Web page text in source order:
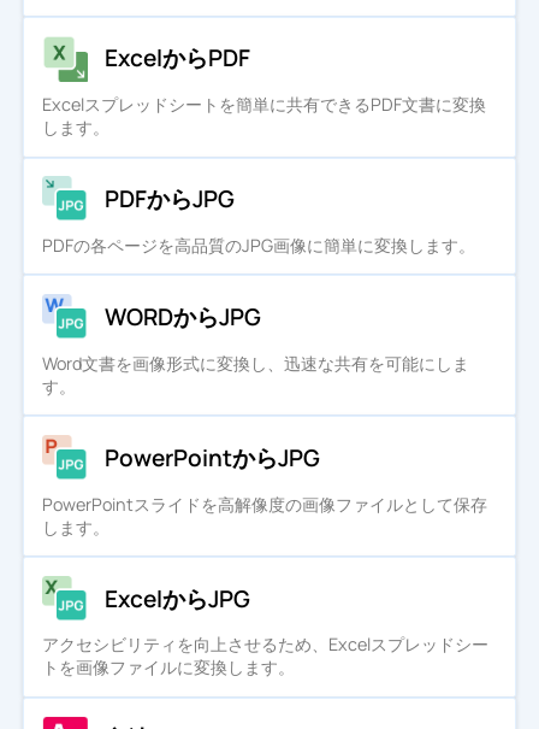
ExcelからPDF
Excelスプレッドシートを簡単に共有できるPDF文書に変換
します。
PDFからJPG
PDFの各ページを高品質のJPG画像に簡単に変換します。
WORDからJPG
Word文書を画像形式に変換し、迅速な共有を可能にしま
す。
PowerPointからJPG
PowerPointスライドを高解像度の画像ファイルとして保存
します。
ExcelからJPG
アクセシビリティを向上させるため、Excelスプレッドシー
トを画像ファイルに変換します。